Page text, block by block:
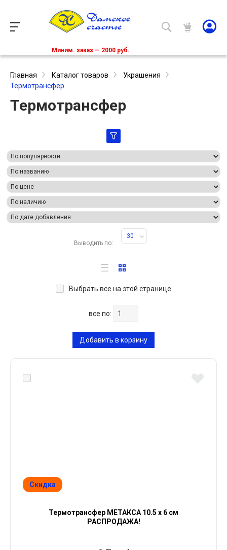
Миним. заказ — 2000 руб.
Главная Каталог товаров
Украшения
Термотрансфер
Термотрансфер
Выводить по:
30
Выбрать все на этой странице
все по:
Добавить в корзину
Скидка
Термотрансфер МЕТАКСА 10.5 х 6 см
РАСПРОДАЖА!